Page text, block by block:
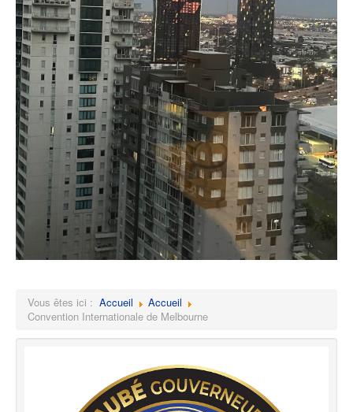
Vous êtes ici : Accueil
Accueil
Convention Internationale de Melbourne